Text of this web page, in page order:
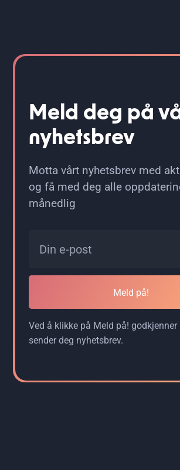
Meld deg på
nyhetsbrev
Motta vårt nyhetsbrev med
og få med deg alle
månedlig
Meld på!
Ved å klikke på Meld på! godkjenner
sender deg nyhetsbrev.